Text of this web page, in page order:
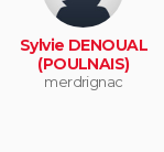
Sylvie DENOUAL
(POULNAIS)
merdrignac